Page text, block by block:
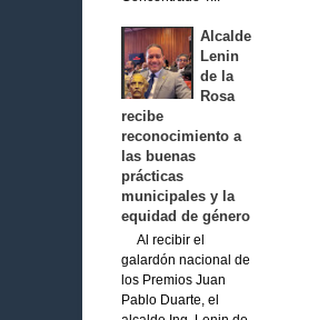
Alcalde
Lenin
de la
Rosa
recibe
reconocimiento a
las buenas
prácticas
municipales y la
equidad de género
Al recibir el
galardón nacional de
los Premios Juan
Pablo Duarte, el